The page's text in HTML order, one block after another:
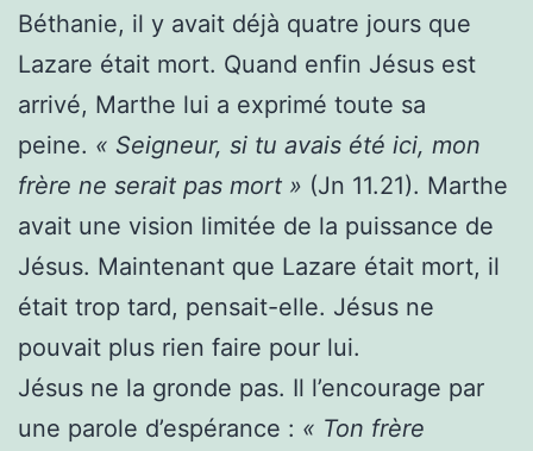
Béthanie, il y avait déjà quatre jours que
Lazare était mort. Quand enfin Jésus est
arrivé, Marthe lui a exprimé toute sa
peine. « Seigneur, si tu avais été ici, mon
frère ne serait pas mort » (Jn 11.21). Marthe
avait une vision limitée de la puissance de
Jésus. Maintenant que Lazare était mort, il
était trop tard, pensait-elle. Jésus ne
pouvait plus rien faire pour lui.
Jésus ne la gronde pas. Il l’encourage par
une parole d’espérance : « Ton frère